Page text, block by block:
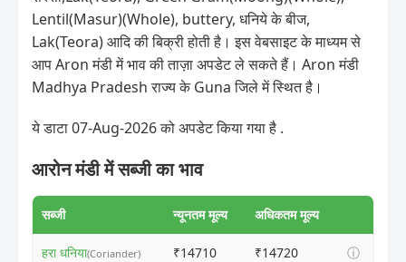
Lentil(Masur)(Whole), buttery, धनिये के बीज,
Lak(Teora) आदि की बिक्री होती है। इस वेबसाइट के माध्यम से
आप Aron मंडी में भाव की ताज़ा अपडेट ले सकते हैं। Aron मंडी
Madhya Pradesh राज्य के Guna जिले में स्थित है।
ये डाटा 07-Aug-2026 को अपडेट किया गया है .
आरोन मंडी में सब्जी का भाव
सब्जी न्यूनतम मूल्य अधिकतम मूल्य
हरा धनिया(Coriander) ₹14710 ₹14720 ⓘ